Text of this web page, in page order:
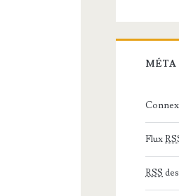
MÉTA
Flux
RSS